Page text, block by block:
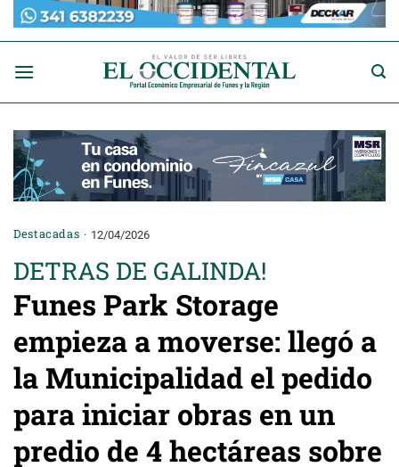
Saltar
Destacadas 12/04/2026
DETRAS DE GALINDA!
Funes Park Storage
empieza a moverse: llegó a
la Municipalidad el pedido
para iniciar obras en un
predio de 4 hectáreas sobre